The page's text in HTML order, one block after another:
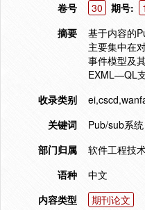
卷号
30 期号: 1
摘要
基于内容的
主要集中在
事件模型及
EXML—QL
收录类别
关键词
Pub/sub系
部门归属
软件工程技
语种
中文
内容类型
期刊论文